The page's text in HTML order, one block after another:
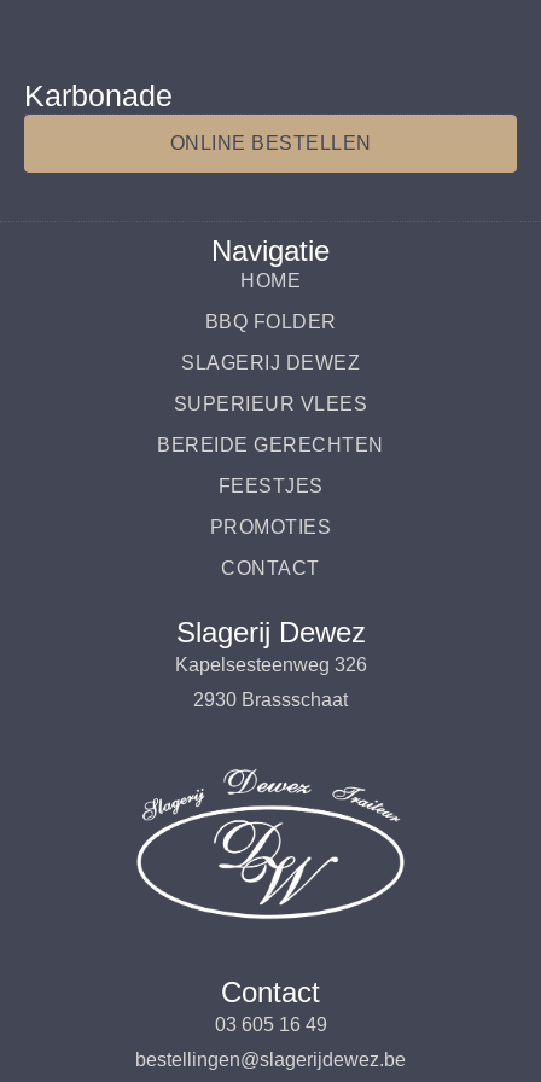
Karbonade
ONLINE BESTELLEN
Navigatie
HOME
BBQ FOLDER
SLAGERIJ DEWEZ
SUPERIEUR VLEES
BEREIDE GERECHTEN
FEESTJES
PROMOTIES
CONTACT
Slagerij Dewez
Kapelsesteenweg 326
2930 Brassschaat
Contact
03 605 16 49
bestellingen@slagerijdewez.be